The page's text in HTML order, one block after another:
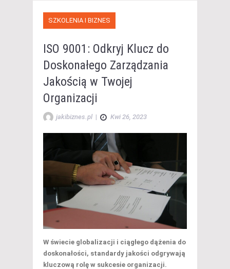
SZKOLENIA I BIZNES
ISO 9001: Odkryj Klucz do
Doskonałego Zarządzania
Jakością w Twojej
Organizacji
jakibiznes.pl | Kwi 26, 2023
W świecie globalizacji i ciągłego dążenia do
doskonałości, standardy jakości odgrywają
kluczową rolę w sukcesie organizacji.